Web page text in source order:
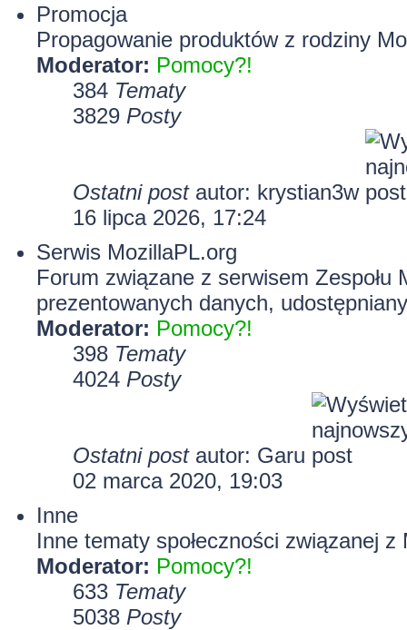
Promocja
Propagowanie produktów z rodziny
Moderator: Pomocy?!
384 Tematy
3829 Posty
Ostatni postautor: krystian3w
16 lipca 2026, 17:24
Serwis MozillaPL.org
Forum związane z serwisem
prezentowanych danych,
Moderator: Pomocy?!
398 Tematy
4024 Posty
Ostatni postautor: Garu
02 marca 2020, 19:03
Inne
Inne tematy społeczności związanej z
Moderator: Pomocy?!
633 Tematy
5038 Posty